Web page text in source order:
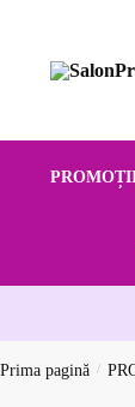
navigation
content
Prima pagină /